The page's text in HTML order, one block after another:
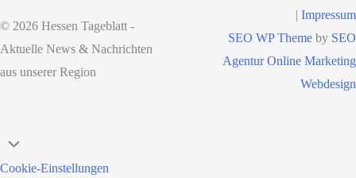
© 2026 Hessen Tageblatt -
Aktuelle News & Nachrichten
aus unserer Region
| Impressum
SEO WP Theme by SEO
Agentur Online Marketing
Webdesign
Nach
oben
Cookie-Einstellungen